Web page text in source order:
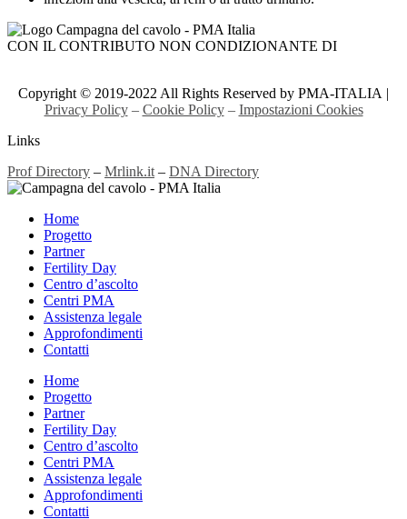
CON IL CONTRIBUTO NON CONDIZIONANTE DI
Copyright © 2019-2022 All Rights Reserved by PMA-ITALIA |
Privacy Policy– Cookie Policy– Impostazioni Cookies
Links
Prof Directory – Mrlink.it – DNA Directory
Home
Progetto
Partner
Fertility Day
Centro d’ascolto
Centri PMA
Assistenza legale
Approfondimenti
Contatti
Home
Progetto
Partner
Fertility Day
Centro d’ascolto
Centri PMA
Assistenza legale
Approfondimenti
Contatti